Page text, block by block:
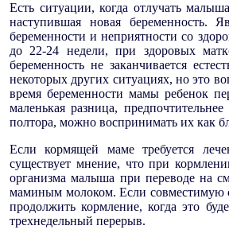
Есть ситуации, когда отлучать
наступившая новая беременность.
беременности и неприятности со
до 22-24 недели, при здоровых
беременность не заканчивается
некоторых других ситуациях, но это
время беременности мамы ребенок
маленькая разница,
полтора, можно воспринимать их как
Если кормящей маме требуется
существует мнение, что при
организма малыша при переводе на
маминым молоком. Если совместимую
продолжить кормление, когда это
трехнедельный перерыв.